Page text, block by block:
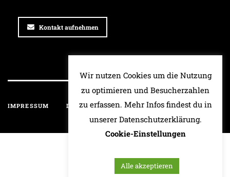
Kontakt aufnehmen
IMPRESSUM DATENSCHUTZ HAFTUNGSAUSSCHLUSS
Wir nutzen Cookies um die Nutzung
zu optimieren und Besucherzahlen
zu erfassen. Mehr Infos findest du in
unserer Datenschutzerklärung.
Cookie-Einstellungen
Alle akzeptieren